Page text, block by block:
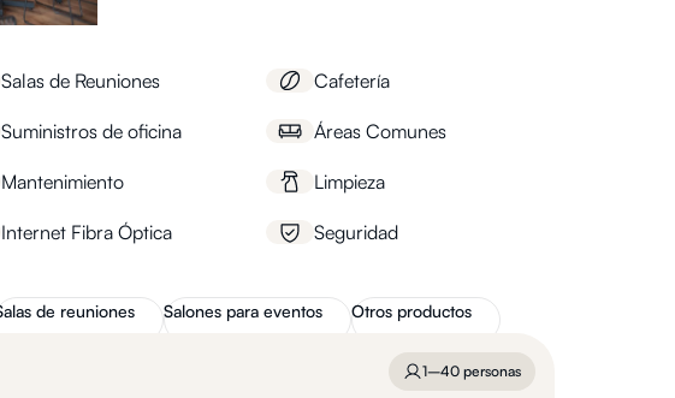
Salas de Reuniones Cafetería
Suministros de oficina Áreas Comunes
Mantenimiento Limpieza
Internet Fibra Óptica Seguridad
de reuniones Salones para eventos Otros productos
1–40 personas